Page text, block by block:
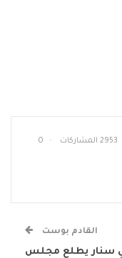
2953 المشاركات 0
القادم بوست
سنار يطلع مجلس